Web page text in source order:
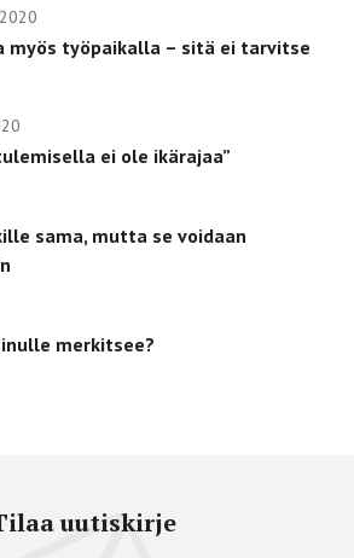
myös työpaikalla – sitä ei tarvitse
ei ole ikärajaa”
sama, mutta se voidaan
merkitsee?
uutiskirje